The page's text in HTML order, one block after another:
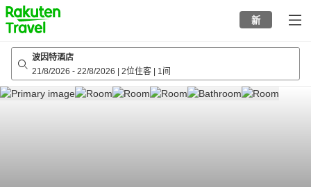
to
top
page
新
波因特酒店
21/8/2026 - 22/8/2026 2位住客 1间